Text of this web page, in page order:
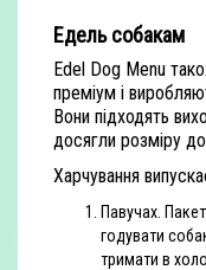
Едель собакам
Edel Dog Menu
преміум і
Вони підходять
досягли розміру
Харчування
Павучах.
годувати
тримати в